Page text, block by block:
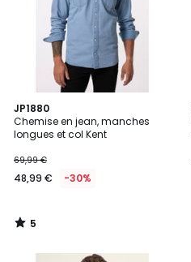
JP1880
Chemise en jean, manches
longues et col Kent
69,99 €
48,99 € -30%
5
/
5
5
/